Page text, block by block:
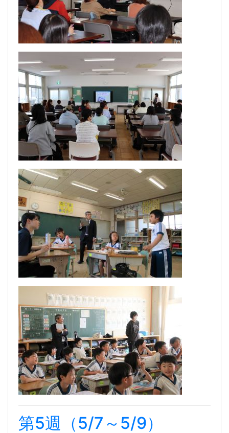
第5週（5/7～5/9）